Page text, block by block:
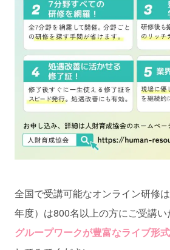
全国で受講可能なオンライン研修
年度）は800名以上の方にご受講い
グループワークが豊富なライブ形